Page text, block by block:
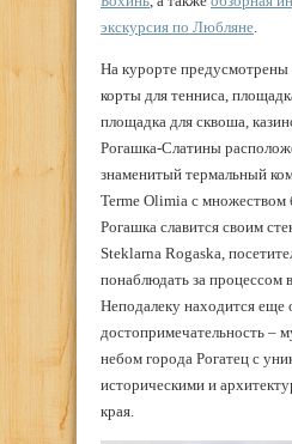
экскурсия по Любляне.
На курорте
корты для тенниса,
площадка для сквоша,
Рогашка-Слатины
знаменитый термальный
Terme Olimia с множеством
Рогашка славится своим
Steklarna Rogaska,
понаблюдать за процессом
Неподалеку находится еще
достопримечательность –
небом города Рогатец с
историческими и
края.